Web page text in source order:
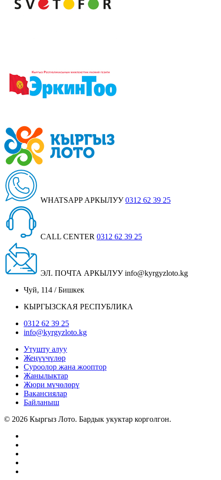
WHATSAPP АРКЫЛУУ 0312 62 39 25
CALL CENTER 0312 62 39 25
ЭЛ. ПОЧТА АРКЫЛУУ info@kyrgyzloto.kg
Чуй, 114 / Бишкек
КЫРГЫЗСКАЯ РЕСПУБЛИКА
0312 62 39 25
info@kyrgyzloto.kg
Утушту алуу
Жеңүүчүлөр
Суроолор жана жооптор
Жанылыктар
Жюри мүчөлөрү
Вакансиялар
Байланыш
© 2026 Кыргыз Лото. Бардык укуктар корголгон.